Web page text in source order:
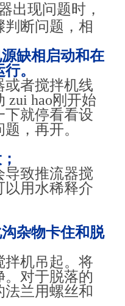
出现问题时，
判断问题，相
缺相启动和在
。
或者搅拌机线
zui hao刚开始
下就停看看设
，再开。
导致推流器搅
以用水稀释介
杂物卡住和脱
拌机吊起。将
。对于脱落的
法兰用螺丝和